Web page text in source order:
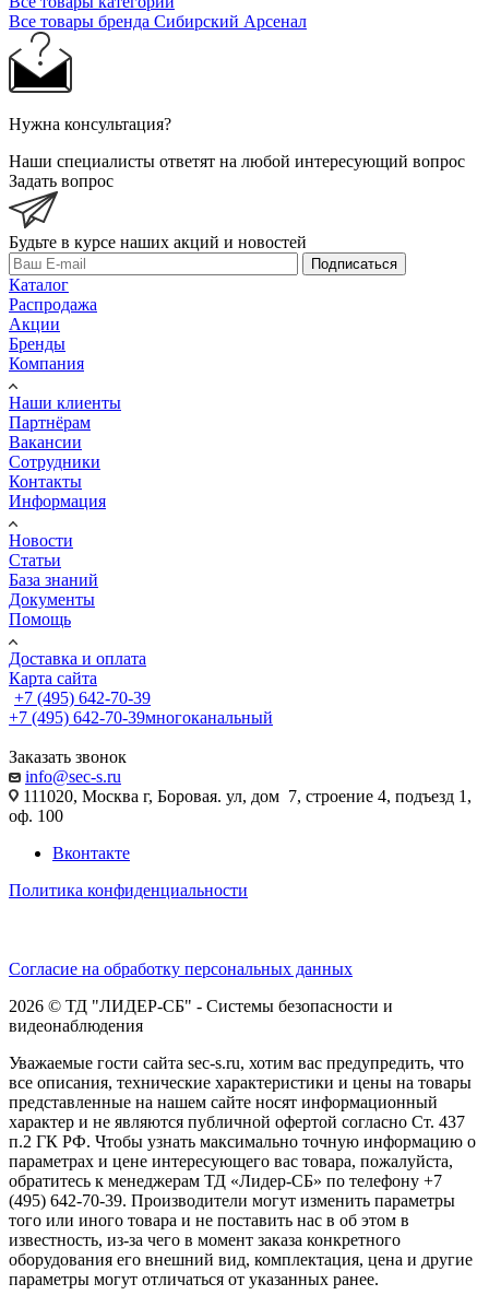
Все товары бренда Сибирский Арсенал
Нужна консультация?
Наши специалисты ответят на любой интересующий вопрос
Задать вопрос
Будьте в курсе наших акций и новостей
Подписаться
Каталог
Распродажа
Акции
Бренды
Компания
Наши клиенты
Партнёрам
Вакансии
Сотрудники
Контакты
Информация
Новости
Статьи
База знаний
Документы
Помощь
Доставка и оплата
Карта сайта
+7 (495) 642-70-39
+7 (495) 642-70-39многоканальный
Заказать звонок
info@sec-s.ru
111020, Москва г, Боровая. ул, дом 7, строение 4, подъезд 1,
оф. 100
Вконтакте
Политика конфиденциальности
Согласие на обработку персональных данных
2026 © ТД "ЛИДЕР-СБ" - Системы безопасности и
видеонаблюдения
Уважаемые гости сайта sec-s.ru, хотим вас предупредить, что
все описания, технические характеристики и цены на товары
представленные на нашем сайте носят информационный
характер и не являются публичной офертой согласно Ст. 437
п.2 ГК РФ. Чтобы узнать максимально точную информацию о
параметрах и цене интересующего вас товара, пожалуйста,
обратитесь к менеджерам ТД «Лидер-СБ» по телефону +7
(495) 642-70-39. Производители могут изменить параметры
того или иного товара и не поставить нас в об этом в
известность, из-за чего в момент заказа конкретного
оборудования его внешний вид, комплектация, цена и другие
параметры могут отличаться от указанных ранее.